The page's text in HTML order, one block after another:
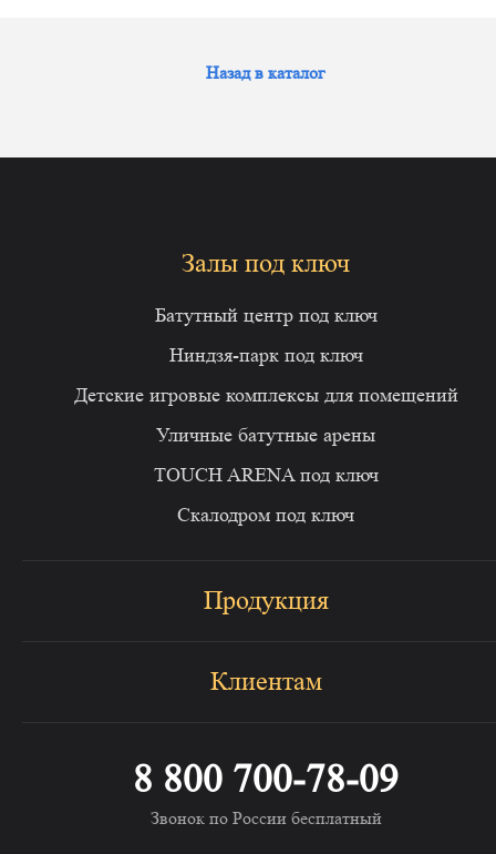
Назад в каталог
8 800 700-78-09
Звонок по России бесплатный
Залы под ключ
Батутный центр под ключ
Ниндзя-парк под ключ
Детские игровые комплексы для помещений
Уличные батутные арены
TOUCH ARENA под ключ
Скалодром под ключ
Продукция
Клиентам